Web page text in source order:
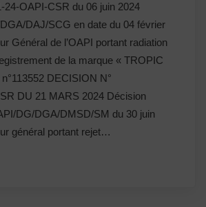
24-OAPI-CSR du 06 juin 2024
DAJ/SCG en date du 04 février
Général de l’OAPI portant radiation
de la marque « TROPIC
DECISION N°
DU 21 MARS 2024 Décision
DG/DGA/DMSD/SM du 30 juin
général portant rejet…